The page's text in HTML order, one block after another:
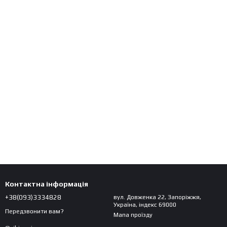
Контактна інформація
+38(093)3334828
Передзвонити вам?
вул. Довженка 22, Запоріжжя,
Україна, індекс 69000
Мапа проїзду